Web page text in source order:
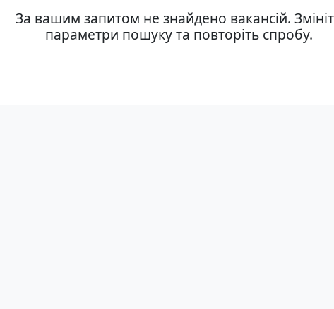
За вашим запитом не знайдено вакансій.
параметри пошуку та повторіть спробу.